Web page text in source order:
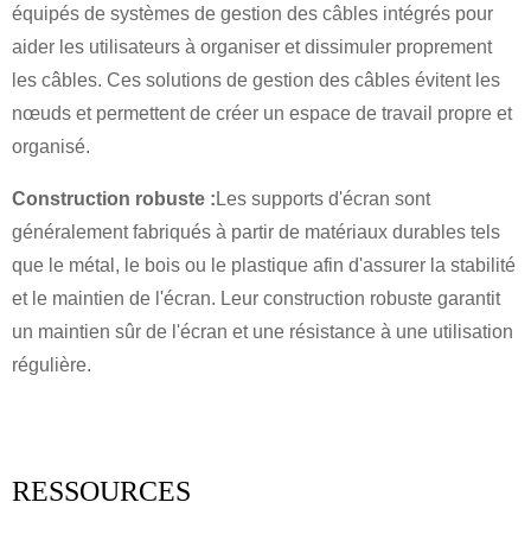
équipés de systèmes de gestion des câbles intégrés pour
aider les utilisateurs à organiser et dissimuler proprement
les câbles. Ces solutions de gestion des câbles évitent les
nœuds et permettent de créer un espace de travail propre et
organisé.
Construction robuste : Les supports d'écran sont
généralement fabriqués à partir de matériaux durables tels
que le métal, le bois ou le plastique afin d'assurer la stabilité
et le maintien de l'écran. Leur construction robuste garantit
un maintien sûr de l'écran et une résistance à une utilisation
régulière.
RESSOURCES